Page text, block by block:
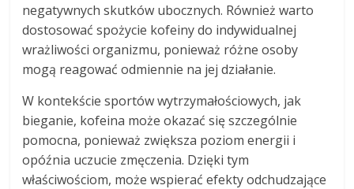
negatywnych skutków ubocznych. Również warto
dostosować spożycie kofeiny do indywidualnej
wrażliwości organizmu, ponieważ różne osoby
mogą reagować odmiennie na jej działanie.
W kontekście sportów wytrzymałościowych, jak
bieganie, kofeina może okazać się szczególnie
pomocna, ponieważ zwiększa poziom energii i
opóźnia uczucie zmęczenia. Dzięki tym
właściwościom, może wspierać efekty odchudzające